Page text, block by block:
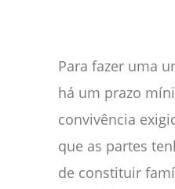
Para fazer uma
há um prazo
convivência
que as partes
de constituir